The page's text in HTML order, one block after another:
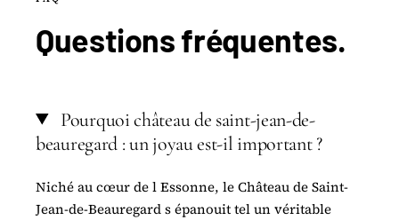
Questionsfréquentes.
Pourquoi château de saint-jean-de-
beauregard : un joyau est-il important ?
Niché au cœur de l Essonne, le Château de Saint-
Jean-de-Beauregard s épanouit tel un véritable